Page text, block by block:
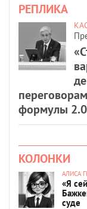
РЕПЛИКА
формулы
КОЛОНКИ
АЛИСА
«Я
суде